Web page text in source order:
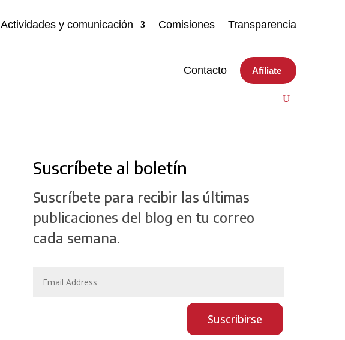
Actividades y comunicación Comisiones Transparencia
Contacto Afíliate
Suscríbete al boletín
Suscríbete para recibir las últimas
publicaciones del blog en tu correo
cada semana.
Suscribirse